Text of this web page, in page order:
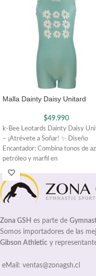
Malla Dainty Daisy Unitard
$49.990
k-Bee Leotards Dainty Daisy
– ¡Atrévete a Soñar! ✨ Diseño
Encantador: Combina tonos de
petróleo y marfil en
Zona GSH es parte de
Somos importadores de las
Gibson Athletic y
eMail: ventas@zonagsh.cl